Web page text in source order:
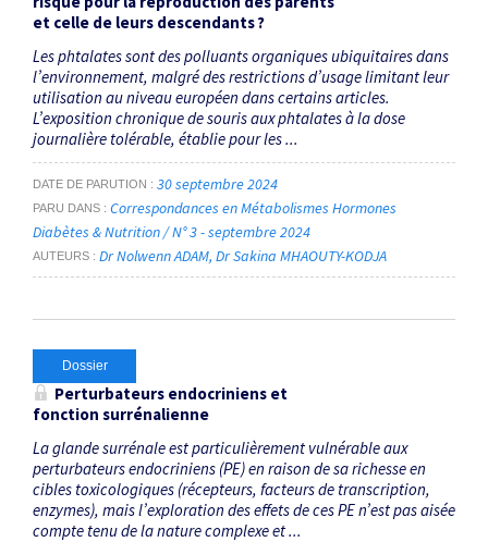
et celle de leurs descendants ?
Les phtalates sont des polluants organiques ubiquitaires dans
l’environnement, malgré des restrictions d’usage limitant leur
utilisation au niveau européen dans certains articles.
L’exposition chronique de souris aux phtalates à la dose
journalière tolérable, établie pour les ...
DATE DE PARUTION 30 septembre 2024
PARU DANS
Correspondances en Métabolismes Hormones
Diabètes & Nutrition / N° 3 - septembre 2024
AUTEURS Dr Nolwenn ADAM Dr Sakina MHAOUTY-KODJA
Dossier
Perturbateurs endocriniens et
fonction surrénalienne
La glande surrénale est particulièrement vulnérable aux
perturbateurs endocriniens (PE) en raison de sa richesse en
cibles toxicologiques (récepteurs, facteurs de transcription,
enzymes), mais l’exploration des effets de ces PE n’est pas aisée
compte tenu de la nature complexe et ...